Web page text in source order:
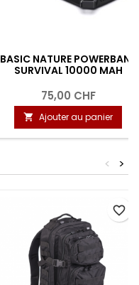
BASIC NATURE POWERBANK
SURVIVAL 10000 MAH
75,00 CHF
 Ajouter au panier
>
<
favorite_border